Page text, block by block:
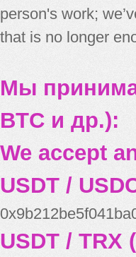
person's work;
that is no longer
Мы
BTC и др.):
We accept
USDT /
USDT / TRX